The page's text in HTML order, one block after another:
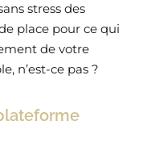
stress des
place pour ce qui
de votre
n’est-ce pas ?